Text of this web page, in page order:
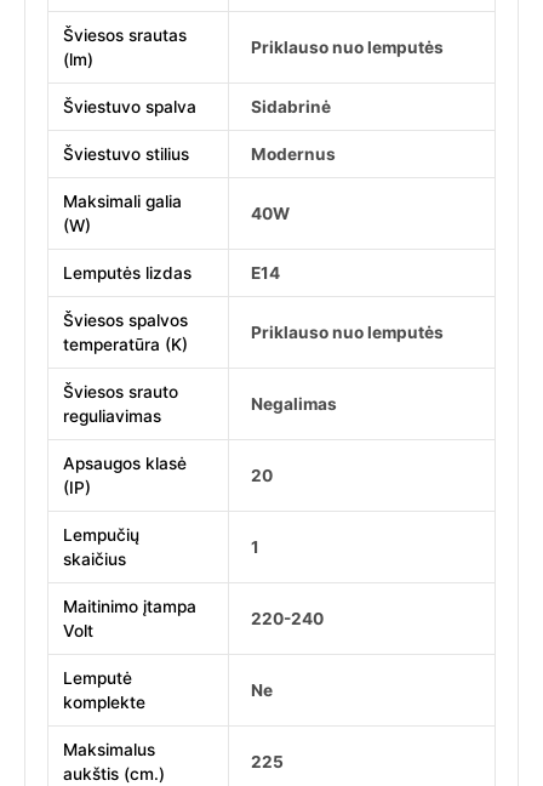
Šviesos srautas
(lm)
Priklauso nuo lemputės
Šviestuvo spalva Sidabrinė
Šviestuvo stilius Modernus
Maksimali galia
(W)
40W
Lemputės lizdas E14
Šviesos spalvos
temperatūra (K)
Priklauso nuo lemputės
Šviesos srauto
reguliavimas
Negalimas
Apsaugos klasė
(IP)
20
Lempučių
skaičius
1
Maitinimo įtampa
Volt
220-240
Lemputė
komplekte
Ne
Maksimalus
aukštis (cm.)
225